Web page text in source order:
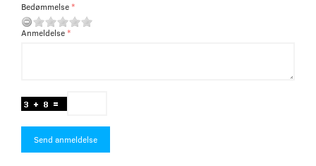
Bedømmelse
Anmeldelse
Send anmeldelse